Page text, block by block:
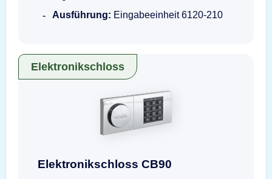
Ausführung: Eingabeeinheit 6120-210
Elektronikschloss
Darstellung der Eingabeeinheit CB90
Elektronikschloss CB90